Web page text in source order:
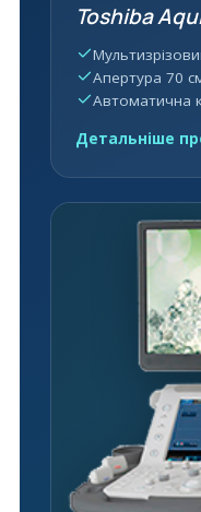
Toshiba
Апертура 70
Автоматична
Детальніше